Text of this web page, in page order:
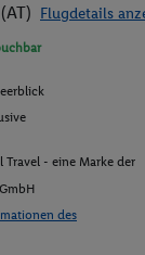
Flugdetails
Travel - eine Marke der
des